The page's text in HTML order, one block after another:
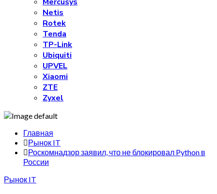
Netis
Rotek
Tenda
TP-Link
Ubiquiti
UPVEL
Xiaomi
ZTE
Zyxel
Главная
Рынок IT
Роскомнадзор заявил, что не блокировал Python в
России
Рынок IT